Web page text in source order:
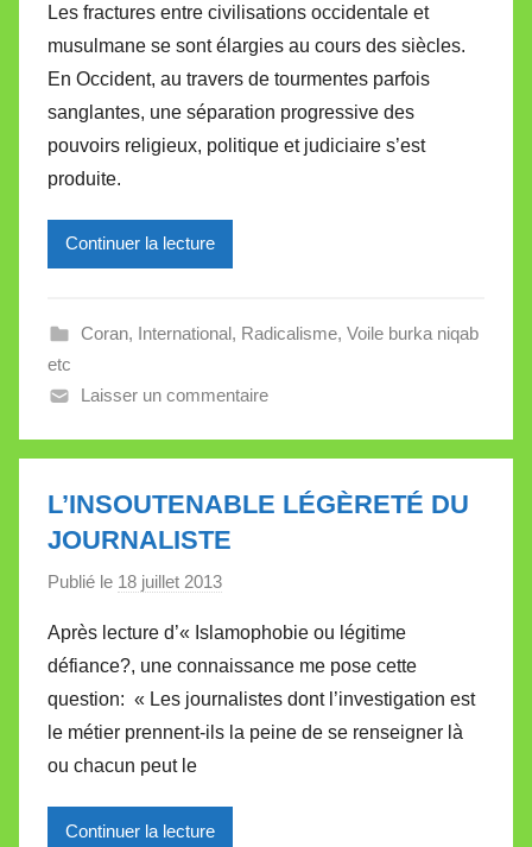
r
M
i
r
e
a
l
t
e
Les fractures entre civilisations occidentale et
musulmane se sont élargies au cours des siècles.
En Occident, au travers de tourmentes parfois
sanglantes, une séparation progressive des
pouvoirs religieux, politique et judiciaire s’est
produite.
Continuer la lecture
Coran, International, Radicalisme, Voile burka niqab
etc
Laisser un commentaire
L’INSOUTENABLE LÉGÈRETÉ DU
JOURNALISTE
Publié le 18 juillet 2013
r
M
i
r
Après lecture d’« Islamophobie ou légitime
défiance?, une connaissance me pose cette
question: « Les journalistes dont l’investigation est
le métier prennent-ils la peine de se renseigner là
ou chacun peut le
Continuer la lecture